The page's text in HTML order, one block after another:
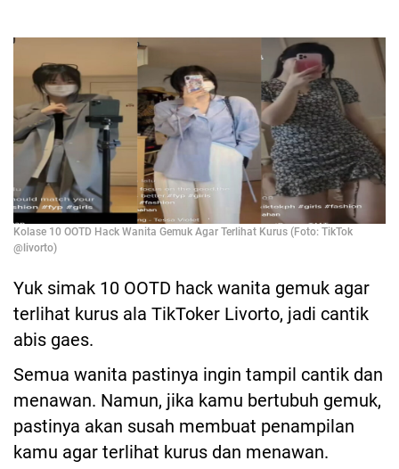
Kolase 10 OOTD Hack Wanita Gemuk Agar Terlihat Kurus (Foto: TikTok
@livorto)
Yuk simak 10 OOTD hack wanita gemuk agar
terlihat kurus ala TikToker Livorto, jadi cantik
abis gaes.
Semua wanita pastinya ingin tampil cantik dan
menawan. Namun, jika kamu bertubuh gemuk,
pastinya akan susah membuat penampilan
kamu agar terlihat kurus dan menawan.